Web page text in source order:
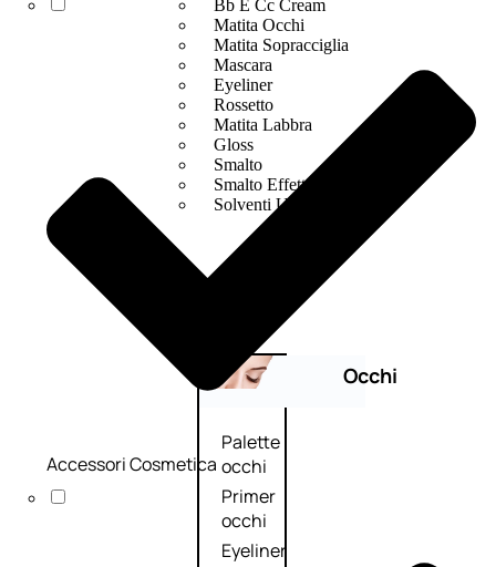
Bb E Cc Cream
Matita Occhi
Matita Sopracciglia
Mascara
Eyeliner
Rossetto
Matita Labbra
Gloss
Smalto
Smalto Effetti Speciali
Solventi Unghie
Occhi
Palette
occhi
Primer
occhi
Eyeliner
Accessori Cosmetica